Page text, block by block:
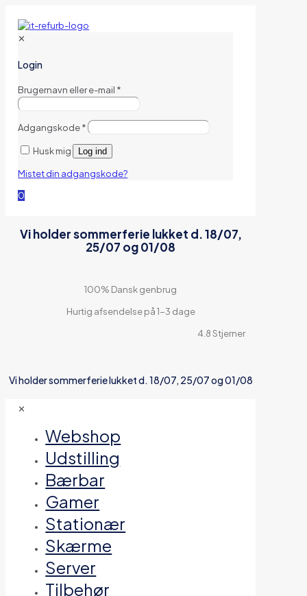
✕
Login
Brugernavn eller e-mail *
Adgangskode*
Husk mig Log ind
Mistet din adgangskode?
0
Vi holder sommerferie lukket d. 18/07,
25/07 og 01/08
100% Dansk genbrug
Hurtig afsendelse på 1-3 dage
4.8 Stjerner
Vi holder sommerferie lukket d. 18/07, 25/07 og 01/08
✕
Webshop
Udstilling
Bærbar
Gamer
Stationær
Skærme
Server
Tilbehør